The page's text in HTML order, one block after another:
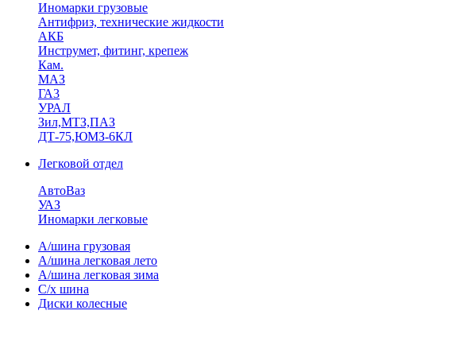
Иномарки грузовые
Антифриз, технические жидкости
АКБ
Инструмет, фитинг, крепеж
Кам.
МАЗ
ГА3
УРАЛ
Зил,МТЗ,ПАЗ
ДТ-75,ЮМЗ-6КЛ
Легковой отдел
АвтоВаз
УАЗ
Иномарки легковые
А/шина грузовая
А/шина легковая лето
А/шина легковая зима
С/х шина
Диски колесные